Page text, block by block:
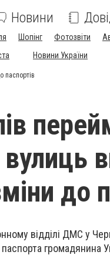
Новини
Шопінг Фотозвіти
Новини України
паспортів
до
відділі ДМС у
громадянина